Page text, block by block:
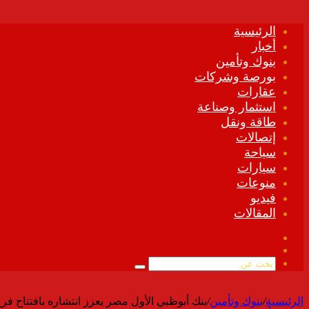
الرئيسية
أخبار
بنوك وتأمين
بورصة وشركات
عقارات
استثمار وصناعة
طاقة ونقل
إتصالات
سياحة
سيارات
منوعات
فيديو
المقالات
الموقع
بحث
الرئيسية/بنوك وتأمين/بنك أبوظبي الأول مصر يعزز انتشاره بافتتاح